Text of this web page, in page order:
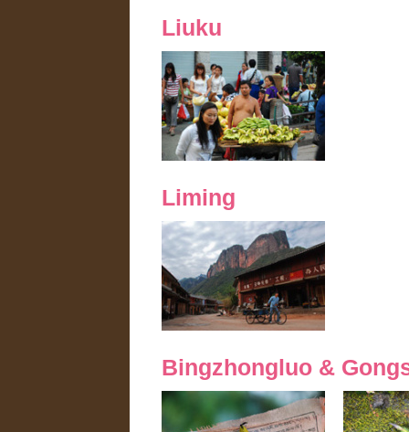
Liuku
Liming
Bingzhongluo &